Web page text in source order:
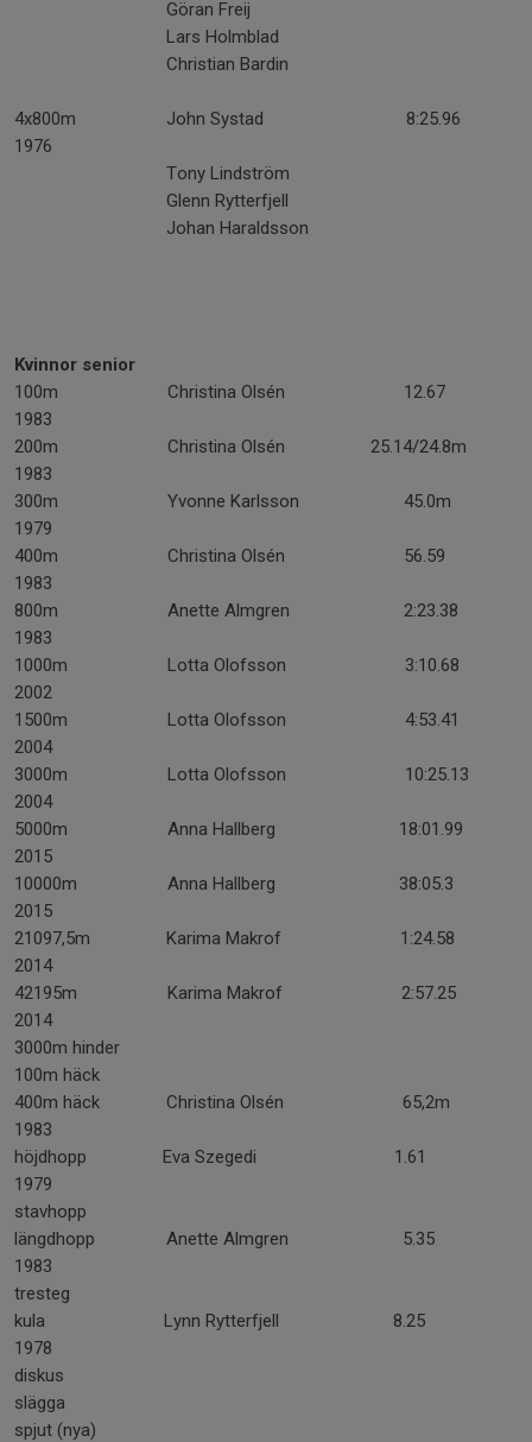
Göran Freij
Lars Holmblad
Christian Bardin
4x800m John Systad 8:25.96
1976
Tony Lindström
Glenn Rytterfjell
Johan Haraldsson
Kvinnor senior
100m Christina Olsén 12.67
1983
200m Christina Olsén 25.14/24.8m
1983
300m Yvonne Karlsson 45.0m
1979
400m Christina Olsén 56.59
1983
800m Anette Almgren 2:23.38
1983
1000m Lotta Olofsson 3:10.68
2002
1500m Lotta Olofsson 4:53.41
2004
3000m Lotta Olofsson 10:25.13
2004
5000m Anna Hallberg 18:01.99
2015
10000m Anna Hallberg 38:05.3
2015
21097,5m Karima Makrof 1:24.58
2014
42195m Karima Makrof 2:57.25
2014
3000m hinder
100m häck
400m häck Christina Olsén 65,2m
1983
höjdhopp Eva Szegedi 1.61
1979
stavhopp
längdhopp Anette Almgren 5.35
1983
tresteg
kula Lynn Rytterfjell 8.25
1978
diskus
slägga
spjut (nya)